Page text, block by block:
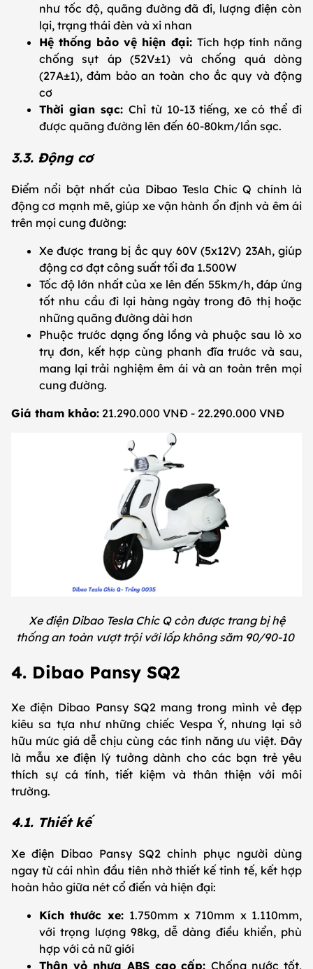
như tốc độ, quãng đường đã đi, lượng điện còn
lại, trạng thái đèn và xi nhan
Hệ thống bảo vệ hiện đại: Tích hợp tính năng
chống sụt áp (52V±1) và chống quá dòng
(27A±1), đảm bảo an toàn cho ắc quy và động
cơ
Thời gian sạc: Chỉ từ 10-13 tiếng, xe có thể đi
được quãng đường lên đến 60-80km/lần sạc.
3.3. Động cơ
Điểm nổi bật nhất của Dibao Tesla Chic Q chính là
động cơ mạnh mẽ, giúp xe vận hành ổn định và êm ái
trên mọi cung đường:
Xe được trang bị ắc quy 60V (5x12V) 23Ah, giúp
động cơ đạt công suất tối đa 1.500W
Tốc độ lớn nhất của xe lên đến 55km/h, đáp ứng
tốt nhu cầu đi lại hàng ngày trong đô thị hoặc
những quãng đường dài hơn
Phuộc trước dạng ống lồng và phuộc sau lò xo
trụ đơn, kết hợp cùng phanh đĩa trước và sau,
mang lại trải nghiệm êm ái và an toàn trên mọi
cung đường.
Giá tham khảo: 21.290.000 VNĐ - 22.290.000 VNĐ
Xe điện Dibao Tesla Chic Q còn được trang bị hệ
thống an toàn vượt trội với lốp không săm 90/90-10
4. Dibao Pansy SQ2
Xe điện Dibao Pansy SQ2 mang trong mình vẻ đẹp
kiêu sa tựa như những chiếc Vespa Ý, nhưng lại sở
hữu mức giá dễ chịu cùng các tính năng ưu việt. Đây
là mẫu xe điện lý tưởng dành cho các bạn trẻ yêu
thích sự cá tính, tiết kiệm và thân thiện với môi
trường.
4.1. Thiết kế
Xe điện Dibao Pansy SQ2 chinh phục người dùng
ngay từ cái nhìn đầu tiên nhờ thiết kế tinh tế, kết hợp
hoàn hảo giữa nét cổ điển và hiện đại:
Kích thước xe: 1.750mm x 710mm x 1.110mm,
với trọng lượng 98kg, dễ dàng điều khiển, phù
hợp với cả nữ giới
Thân vỏ nhựa ABS cao cấp:Chống nước tốt,